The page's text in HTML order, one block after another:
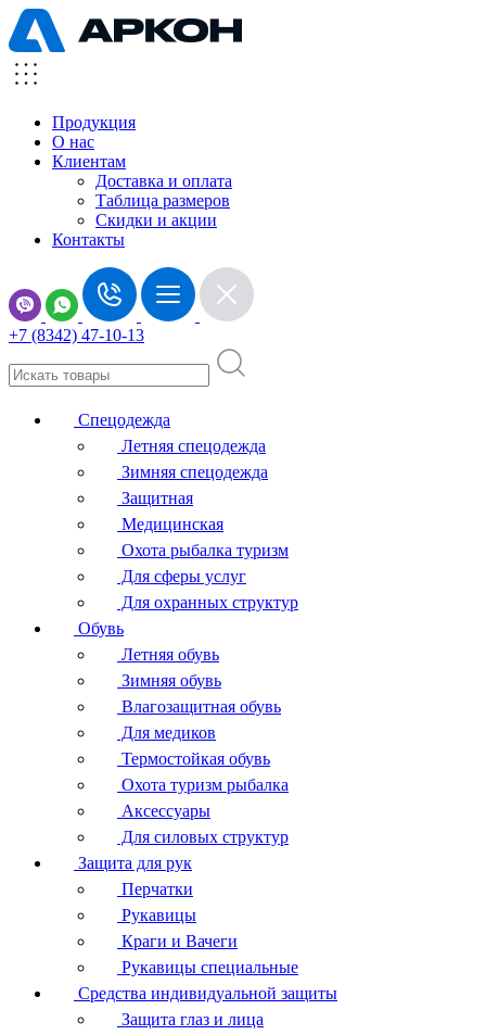
Продукция
О нас
Клиентам
Доставка и оплата
Таблица размеров
Скидки и акции
Контакты
+7 (8342) 47-10-13
Спецодежда
Летняя спецодежда
Зимняя спецодежда
Защитная
Медицинская
Охота рыбалка туризм
Для сферы услуг
Для охранных структур
Обувь
Летняя обувь
Зимняя обувь
Влагозащитная обувь
Для медиков
Термостойкая обувь
Охота туризм рыбалка
Аксессуары
Для силовых структур
Защита для рук
Перчатки
Рукавицы
Краги и Вачеги
Рукавицы специальные
Средства индивидуальной защиты
Защита глаз и лица